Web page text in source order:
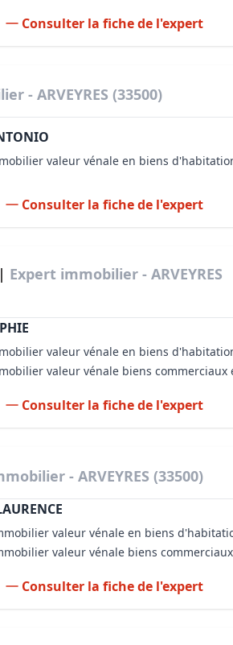
Consulter la fiche de l'expert
- ARVEYRES (33500)
valeur vénale en biens
Consulter la fiche de l'expert
Expert immobilier - ARVEYRES
valeur vénale en biens
valeur vénale biens commerciaux
Consulter la fiche de l'expert
- ARVEYRES (33500)
valeur vénale en biens
valeur vénale biens
Consulter la fiche de l'expert